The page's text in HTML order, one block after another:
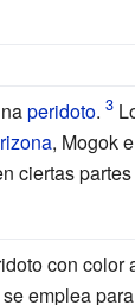
peridoto.
, Mogok
ciertas
con color
emplea